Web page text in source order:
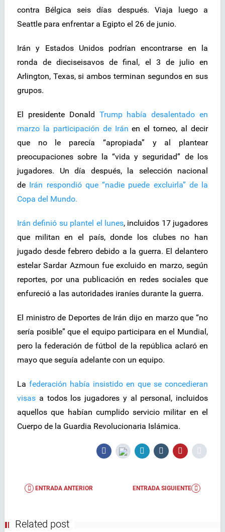
contra Bélgica seis días después. Viaja luego a
Seattle para enfrentar a Egipto el 26 de junio.
Irán y Estados Unidos podrían encontrarse en la
ronda de dieciseisavos de final, el 3 de julio en
Arlington, Texas, si ambos terminan segundos en sus
grupos.
El presidente Donald Trump había desalentado en
marzo la participación de Irán en el torneo, al decir
que no le parecía “apropiada” y al plantear
preocupaciones sobre la “vida y seguridad” de los
jugadores. Un día después, la selección nacional
de Irán respondió que “nadie puede excluirla” de la
Copa del Mundo.
Irán definió su plantel el lunes, incluidos 17 jugadores
que militan en el país, donde los clubes no han
jugado desde febrero debido a la guerra. El delantero
estelar Sardar Azmoun fue excluido en marzo, según
reportes, por una publicación en redes sociales que
enfureció a las autoridades iraníes durante la guerra.
El ministro de Deportes de Irán dijo en marzo que “no
sería posible” que el equipo participara en el Mundial,
pero la federación de fútbol de la república aclaró en
mayo que seguía adelante con un equipo.
La federación había insistido en que se concedieran
visas a todos los jugadores y al personal, incluidos
aquellos que habían cumplido servicio militar en el
Cuerpo de la Guardia Revolucionaria Islámica.
ENTRADA ANTERIOR ENTRADA SIGUIENTE
Related post